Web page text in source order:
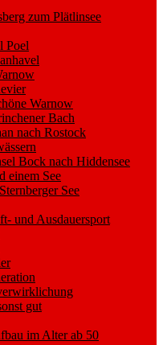
zum Plätlinsee
Poel
Warnow
Bach
nach Rostock
Bock nach Hiddensee
einem See
See
und Ausdauersport
gut
im Alter ab 50